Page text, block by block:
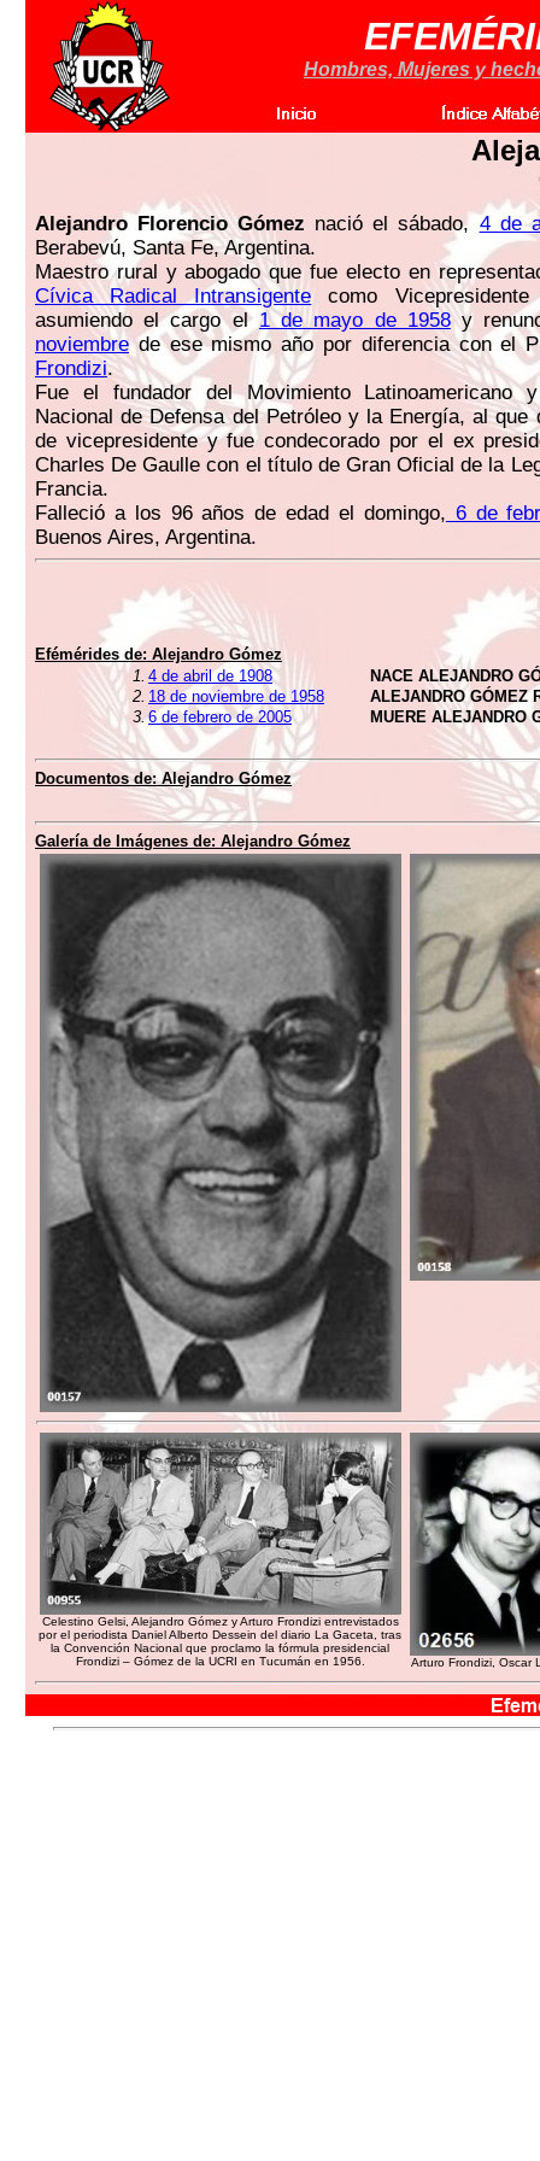
Hombres, Mujeres y
Alejandro Florencio Gómez nació el sábado, 4 de
Berabevú, Santa Fe, Argentina.
Maestro rural y abogado que fue electo en
Cívica Radical Intransigente como
asumiendo el cargo el 1 de mayo de 1958y
noviembrede ese mismo año por diferencia con el
Frondizi.
Fue el fundador del Movimiento Latinoamericano
Nacional de Defensa del Petróleo y la Energía, al que
de vicepresidente y fue condecorado por el ex
Charles De Gaulle con el título de Gran Oficial de la
Francia.
Falleció a los 96 años de edad el domingo, 6 de
Buenos Aires, Argentina.
Efémérides de: Alejandro Gómez
1. 4 de abril de 1908
NACE ALEJANDRO
2. 18 de noviembre de 1958
ALEJANDRO GÓMEZ
3.6 de febrero de 2005 MUERE ALEJANDRO
Documentos de:Alejandro Gómez
Galería de Imágenes de: Alejandro Gómez
Celestino Gelsi, Alejandro Gómez y Arturo Frondizi entrevistados
por el periodista Daniel Alberto Dessein del diario La Gaceta, tras
la Convención Nacional que proclamo la fórmula presidencial
Frondizi – Gómez de la UCRI en Tucumán en 1956.
Arturo Frondizi, Oscar